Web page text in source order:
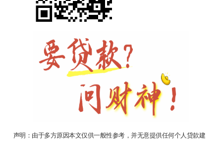
声明：由于多方原因本文仅供一般性参考，并无意提供任何个人贷款建